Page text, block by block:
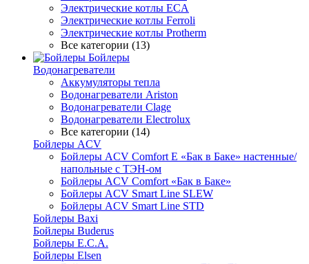
Электрические котлы ECA
Электрические котлы Ferroli
Электрические котлы Protherm
Все категории (13)
Бойлеры
Водонагреватели
Аккумуляторы тепла
Водонагреватели Ariston
Водонагреватели Clage
Водонагреватели Electrolux
Все категории (14)
Бойлеры ACV
Бойлеры ACV Comfort E «Бак в Баке» настенные/
напольные c ТЭН-ом
Бойлеры ACV Comfort «Бак в Баке»
Бойлеры ACV Smart Line SLEW
Бойлеры ACV Smart Line STD
Бойлеры Baxi
Бойлеры Buderus
Бойлеры E.C.A.
Бойлеры Elsen